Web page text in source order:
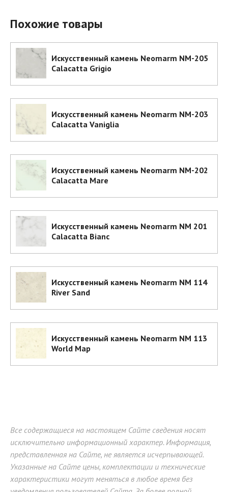
Похожие товары
Искусственный камень Neomarm NM-205
Calacatta Grigio
Искусственный камень Neomarm NM-203
Calacatta Vaniglia
Искусственный камень Neomarm NM-202
Calacatta Mare
Искусственный камень Neomarm NM 201
Calacatta Bianc
Искусственный камень Neomarm NM 114
River Sand
Искусственный камень Neomarm NM 113
World Map
Все содержащиеся на настоящем Сайте сведения носят
исключительно информационный характер. Информация,
представленная на Сайте, не является исчерпывающей.
Указанные на Сайте цены, комплектации и технические
характеристики могут меняться в любое время без